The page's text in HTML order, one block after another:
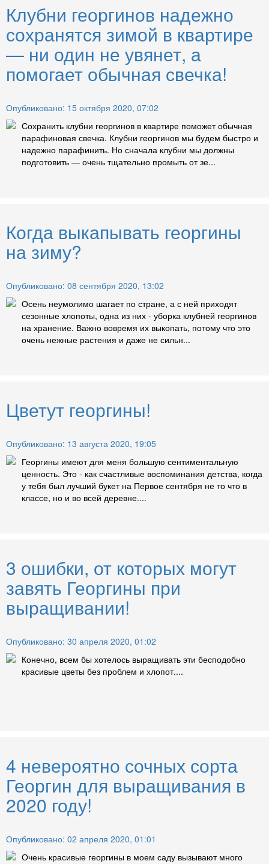
Клубни георгинов надежно
сохранятся зимой в квартире
— ни один не увянет, а
помогает обычная свечка!
Опубликовано: 15 октября 2020, 07:02
Сохранить клубни георгинов в квартире поможет обычная
парафиновая свечка. Клубни георгинов мы будем быстро и
надежно парафинить. Но сначала клубни мы должны
подготовить — очень тщательно промыть от зе...
Когда выкапывать георгины
на зиму?
Опубликовано: 08 сентября 2020, 13:02
Осень неумолимо шагает по стране, а с ней приходят
сезонные хлопоты, одна из них - уборка клубней георгинов
на хранение. Важно вовремя их выкопать, потому что это
очень нежные растения и даже не сильн...
Цветут георгины!
Опубликовано: 13 августа 2020, 19:05
Георгины имеют для меня большую сентиментальную
ценность. Это - как счастливые воспоминания детства, когда
у тебя был лучший букет на Первое сентября не то что в
классе, но и во всей деревне....
3 ошибки, от которых могут
завять Георгины при
выращивании!
Опубликовано: 30 апреля 2020, 01:02
Конечно, всем бы хотелось выращивать эти бесподобно
красивые цветы без проблем и хлопот....
4 невероятно сочных сорта
Георгин для выращивания в
2020 году!
Опубликовано: 02 апреля 2020, 01:01
Очень красивые георгины в моем саду вызывают много